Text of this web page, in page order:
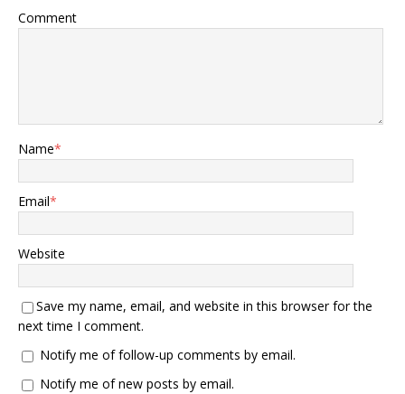
Comment
Name*
Email*
Website
Save my name, email, and website in this browser for the
next time I comment.
Notify me of follow-up comments by email.
Notify me of new posts by email.